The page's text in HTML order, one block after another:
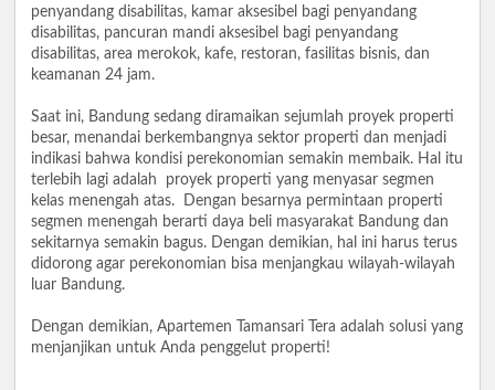
penyandang disabilitas, kamar aksesibel bagi penyandang
disabilitas, pancuran mandi aksesibel bagi penyandang
disabilitas, area merokok, kafe, restoran, fasilitas bisnis, dan
keamanan 24 jam.
Saat ini, Bandung sedang diramaikan sejumlah proyek properti
besar, menandai berkembangnya sektor properti dan menjadi
indikasi bahwa kondisi perekonomian semakin membaik. Hal itu
terlebih lagi adalah proyek properti yang menyasar segmen
kelas menengah atas. Dengan besarnya permintaan properti
segmen menengah berarti daya beli masyarakat Bandung dan
sekitarnya semakin bagus. Dengan demikian, hal ini harus terus
didorong agar perekonomian bisa menjangkau wilayah-wilayah
luar Bandung.
Dengan demikian, Apartemen Tamansari Tera adalah solusi yang
menjanjikan untuk Anda penggelut properti!